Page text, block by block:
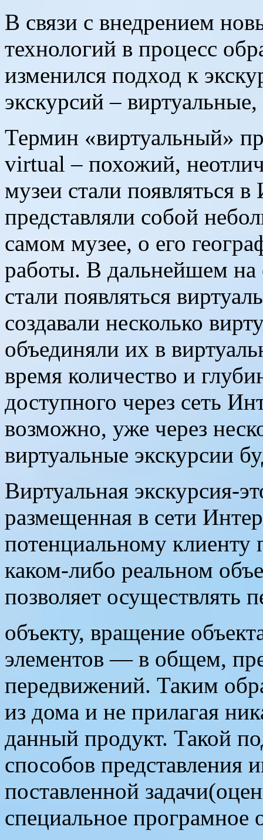
В связи с внедрением
технологий в процесс
изменился подход к
экскурсий –
Термин «виртуальный»
virtual – похожий,
музеи стали появляться
представляли собой
самом музее, о его
работы. В дальнейшем на
стали появляться
создавали несколько
объединяли их в
время количество и
доступного через сеть
возможно, уже через
виртуальные экскурсии
Виртуальная экскурсия-
размещенная в сети
потенциальному клиенту
каком-либо реальном
позволяет осуществлять
объекту, вращение
элементов — в общем,
передвижений. Таким
из дома и не прилагая
данный продукт. Такой
способов
поставленной
специальное програмное